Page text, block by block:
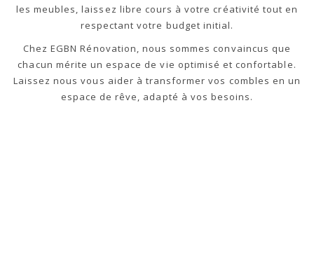
les meubles, laissez libre cours à votre créativité tout en
respectant votre budget initial.
Chez EGBN Rénovation, nous sommes convaincus que
chacun mérite un espace de vie optimisé et confortable.
Laissez nous vous aider à transformer vos combles en un
espace de rêve, adapté à vos besoins.